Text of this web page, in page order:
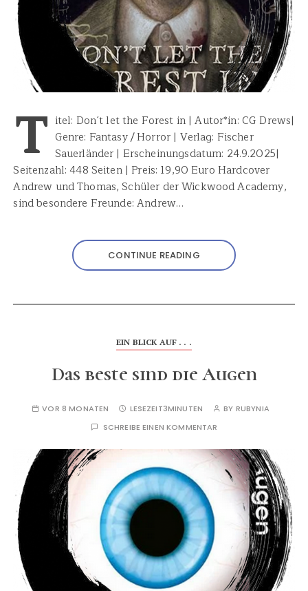
T itel: Don´t let the Forest in | Autor*in: CG Drews|
Genre: Fantasy / Horror | Verlag: Fischer
Sauerländer | Erscheinungsdatum: 24.9.2025|
Seitenzahl: 448 Seiten | Preis: 19,90 Euro Hardcover
Andrew und Thomas, Schüler der Wickwood Academy,
sind besondere Freunde: Andrew…
CONTINUE READING
EIN BLICK AUF . . .
Das beste sind die Augen
VOR 8 MONATEN LESEZEIT3MINUTEN BY RUBYNIA
SCHREIBE EINEN KOMMENTAR